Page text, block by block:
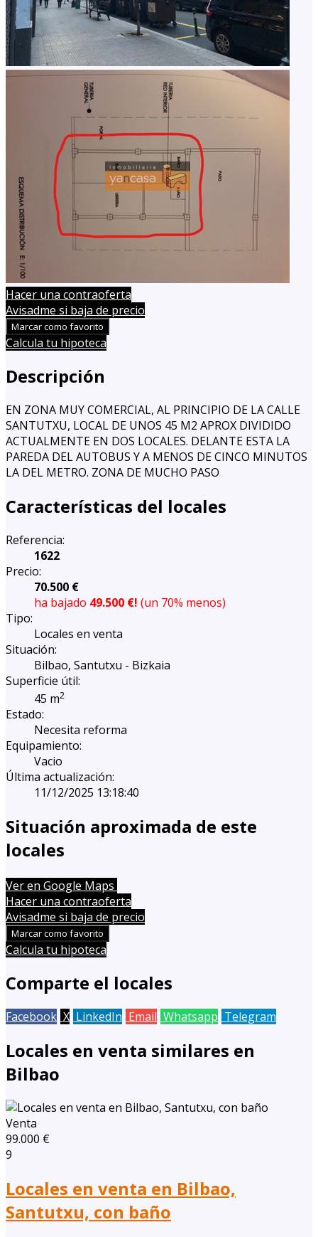
Hacer una contraoferta
Avisadme si baja de precio
Marcar como favorito
Calcula tu hipoteca
Descripción
EN ZONA MUY COMERCIAL, AL PRINCIPIO DE LA CALLE
SANTUTXU, LOCAL DE UNOS 45 M2 APROX DIVIDIDO
ACTUALMENTE EN DOS LOCALES. DELANTE ESTA LA
PAREDA DEL AUTOBUS Y A MENOS DE CINCO MINUTOS
LA DEL METRO. ZONA DE MUCHO PASO
Características del locales
Referencia:
1622
Precio:
70.500 €
ha bajado 49.500 €! (un 70% menos)
Tipo:
Locales en venta
Situación:
Bilbao, Santutxu - Bizkaia
Superficie útil:
45 m2
Estado:
Necesita reforma
Equipamiento:
Vacio
Última actualización:
11/12/2025 13:18:40
Situación aproximada de este
locales
+
−
Ver en Google Maps
Hacer una contraoferta
Avisadme si baja de precio
Marcar como favorito
Calcula tu hipoteca
Comparte el locales
Facebook X LinkedIn Email Whatsapp Telegram
Locales en venta similares en
Bilbao
Venta
99.000 €
9
Locales en venta en Bilbao,
Santutxu, con baño